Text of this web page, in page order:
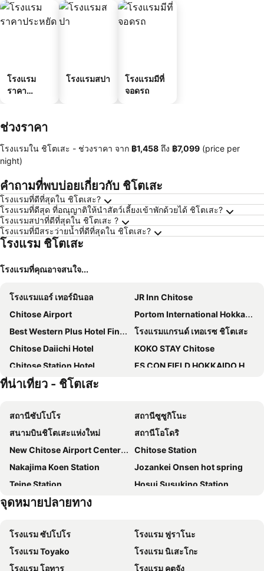
โรงแรม
ราคา
โรงแรมสปา
โรงแรมมีที่
จอดรถ
ช่วงราคา
โรงแรมใน ชิโตเสะ - ช่วงราคา จาก ‎฿1,458 ถึง ‎฿7,099 (price per
night)
คำถามที่พบบ่อยเกี่ยวกับ ชิโตเสะ
โรงแรมที่ดีที่สุดใน ชิโตเสะ?
โรงแรมที่ดีสุด ที่อณุญาติให้นำสัตว์เลี้ยงเข้าพักด้วยได้ ชิโตเสะ?
โรงแรมสปาที่ดีที่สุดใน ชิโตเสะ ?
โรงแรมที่มีสระว่ายน้ำที่ดีที่สุดใน ชิโตเสะ?
โรงแรม ชิโตเสะ
โรงแรมที่คุณอาจสนใจ...
โรงแรมแอร์ เทอร์มินอล
JR Inn Chitose
Chitose Airport
Portom International Hokkaido
Best Western Plus Hotel Fino Chitose
โรงแรมแกรนด์ เทอเรซ ชิโตเสะ
Chitose Daiichi Hotel
KOKO STAY Chitose
Chitose Station Hotel
ES CON FIELD HOKKAIDO HOTEL Kitahiroshima Station
Route-Inn Chitose Ekimae
Kitahiroshima Never End Leo
New Tomakomai Prince Hotel Nagomi
SMA MO inn Chitose
Fairfield by Marriott Hokkaido Eniwa
Fairfield by Marriott Hokkaido Naganuma
โรงแรมซัปโปโร คิตาอิโรชิมะ คลาสเซ
ที่น่าเที่ยว - ชิโตเสะ
สถานีซัปโปโร
สถานีซูซูกิโนะ
สนามบินชิโตเสะแห่งใหม่
สถานีโอโดริ
New Chitose Airport Center Plaza
Chitose Station
Nakajima Koen Station
Jozankei Onsen hot spring
Teine Station
Hosui Susukino Station
Shinsapporo Station
Minami Chitose Station
Sapporo Nishi Juitchome Station
Nijuyonken Station
Asabu Station
จุดหมายปลายทาง
โรงแรม ซัปโปโร
โรงแรม ฟูราโนะ
โรงแรม Toyako
โรงแรม นิเสะโกะ
โรงแรม โอทารู
โรงแรม คุตจัง